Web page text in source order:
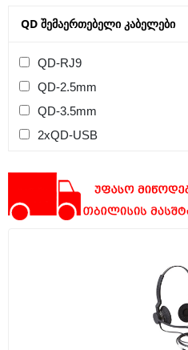
QD ᲨᲔᲛᲐᲔᲠᲗᲔᲑᲔᲚᲘ ᲙᲐᲑᲔᲚᲔᲑᲘ
QD-RJ9
QD-2.5mm
QD-3.5mm
2xQD-USB